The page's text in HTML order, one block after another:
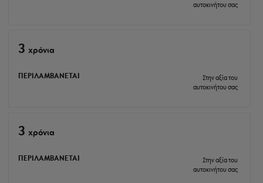
αυτοκινήτου σας
3 xρόνια
ΠΕΡΙΛΑΜΒΑΝΕΤΑΙ
Στην αξία του
αυτοκινήτου σας
3 xρόνια
ΠΕΡΙΛΑΜΒΑΝΕΤΑΙ
Στην αξία του
αυτοκινήτου σας